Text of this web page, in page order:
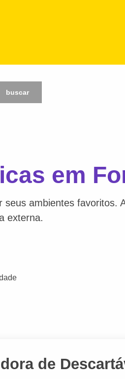
buscar
em
ambientes favoritos.
externa.
de